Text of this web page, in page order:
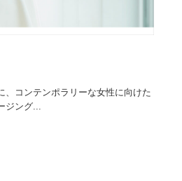
園・小中高・大学・専門学
プリ・ソフトウェア
・スマートホーム・オンラ
・歌舞伎・茶道・華道・書
、コンテンポラリーな女性に向けた
ジング...